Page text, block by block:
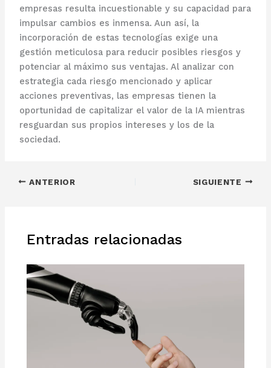
empresas resulta incuestionable y su capacidad para
impulsar cambios es inmensa. Aun así, la
incorporación de estas tecnologías exige una
gestión meticulosa para reducir posibles riesgos y
potenciar al máximo sus ventajas. Al analizar con
estrategia cada riesgo mencionado y aplicar
acciones preventivas, las empresas tienen la
oportunidad de capitalizar el valor de la IA mientras
resguardan sus propios intereses y los de la
sociedad.
ANTERIOR SIGUIENTE
Entradas relacionadas